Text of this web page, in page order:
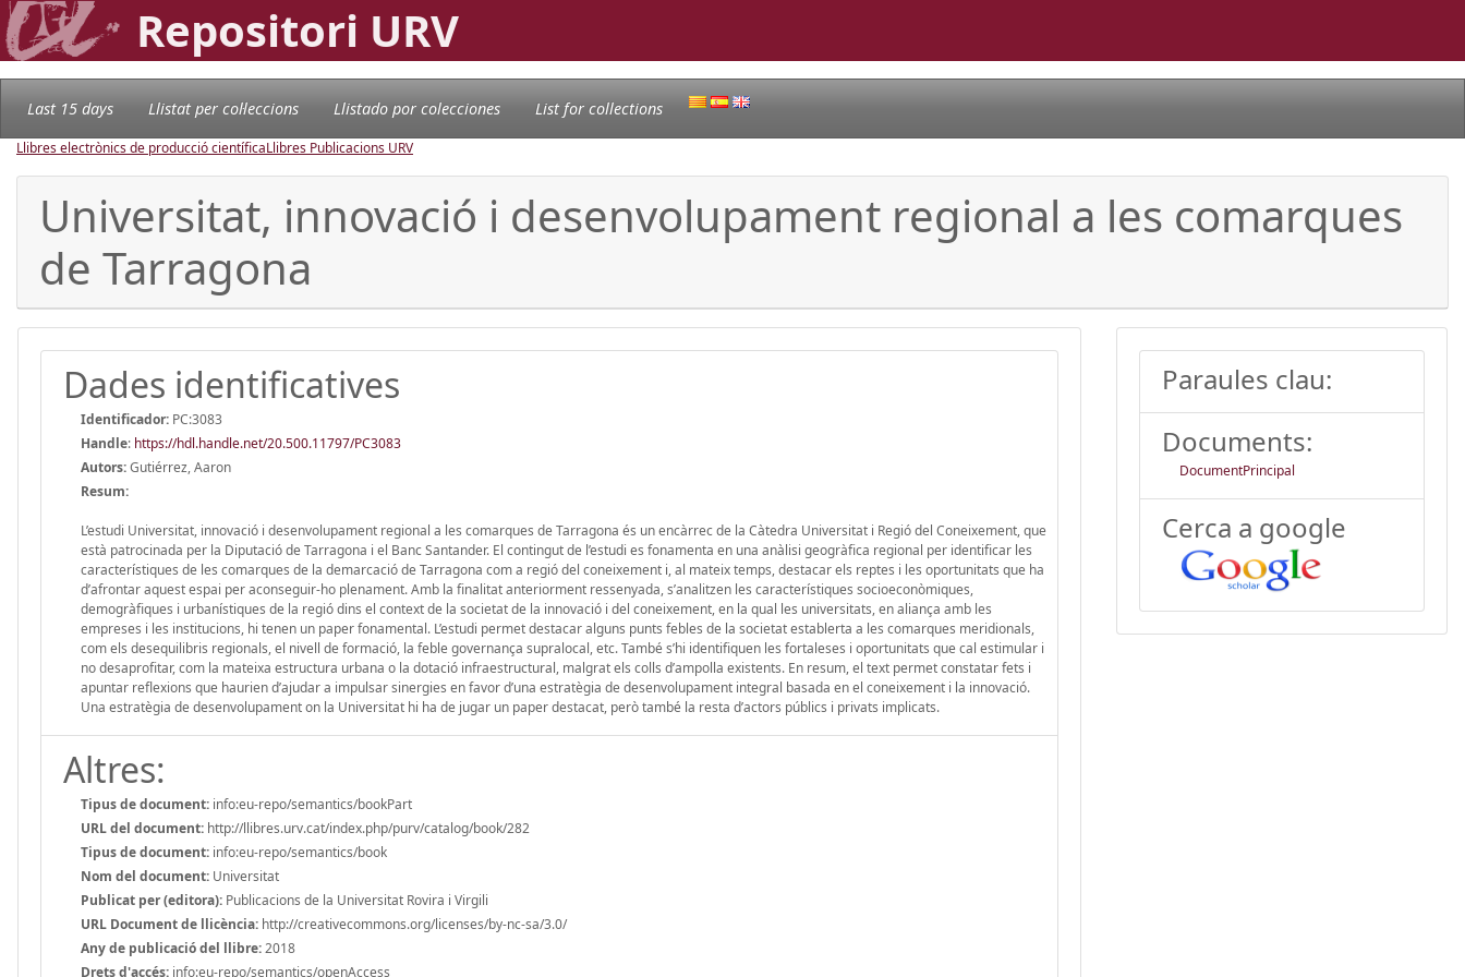
Repositori URV
Last 15 days Llistat per col·leccions Llistado por colecciones List for collections
Llibres electrònics de producció científicaLlibres Publicacions URV
Universitat, innovació i desenvolupament regional a les comarques
de Tarragona
Dades identificatives
Identificador: PC:3083
Handle: https://hdl.handle.net/20.500.11797/PC3083
Autors:Gutiérrez, Aaron
Resum:
L’estudi Universitat, innovació i desenvolupament regional a les comarques de Tarragona és un encàrrec de la Càtedra Universitat i Regió del Coneixement, que
està patrocinada per la Diputació de Tarragona i el Banc Santander. El contingut de l’estudi es fonamenta en una anàlisi geogràfica regional per identificar les
característiques de les comarques de la demarcació de Tarragona com a regió del coneixement i, al mateix temps, destacar els reptes i les oportunitats que ha
d’afrontar aquest espai per aconseguir-ho plenament. Amb la finalitat anteriorment ressenyada, s’analitzen les característiques socioeconòmiques,
demogràfiques i urbanístiques de la regió dins el context de la societat de la innovació i del coneixement, en la qual les universitats, en aliança amb les
empreses i les institucions, hi tenen un paper fonamental. L’estudi permet destacar alguns punts febles de la societat establerta a les comarques meridionals,
com els desequilibris regionals, el nivell de formació, la feble governança supralocal, etc. També s’hi identifiquen les fortaleses i oportunitats que cal estimular i
no desaprofitar, com la mateixa estructura urbana o la dotació infraestructural, malgrat els colls d’ampolla existents. En resum, el text permet constatar fets i
apuntar reflexions que haurien d’ajudar a impulsar sinergies en favor d’una estratègia de desenvolupament integral basada en el coneixement i la innovació.
Una estratègia de desenvolupament on la Universitat hi ha de jugar un paper destacat, però també la resta d’actors públics i privats implicats.
Altres:
Tipus de document: info:eu-repo/semantics/bookPart
URL del document: http://llibres.urv.cat/index.php/purv/catalog/book/282
Tipus de document: info:eu-repo/semantics/book
Nom del document: Universitat
Publicat per (editora): Publicacions de la Universitat Rovira i Virgili
URL Document de llicència: http://creativecommons.org/licenses/by-nc-sa/3.0/
Any de publicació del llibre:2018
Drets d'accés: info:eu-repo/semantics/openAccess
Paraules clau:
Documents:
DocumentPrincipal
Cerca a google